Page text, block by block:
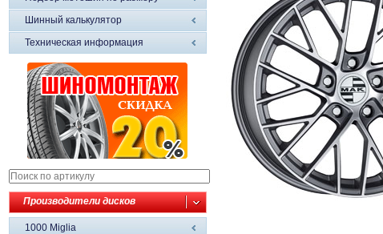
Шинный калькулятор
Техническая информация
Производители дисков
1000 Miglia